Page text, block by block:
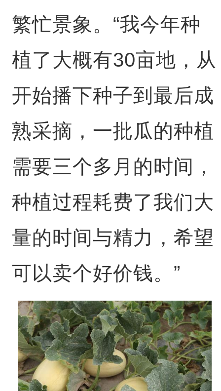
繁忙景象。“我今年种
植了大概有30亩地，从
开始播下种子到最后成
熟采摘，一批瓜的种植
需要三个多月的时间，
种植过程耗费了我们大
量的时间与精力，希望
可以卖个好价钱。”